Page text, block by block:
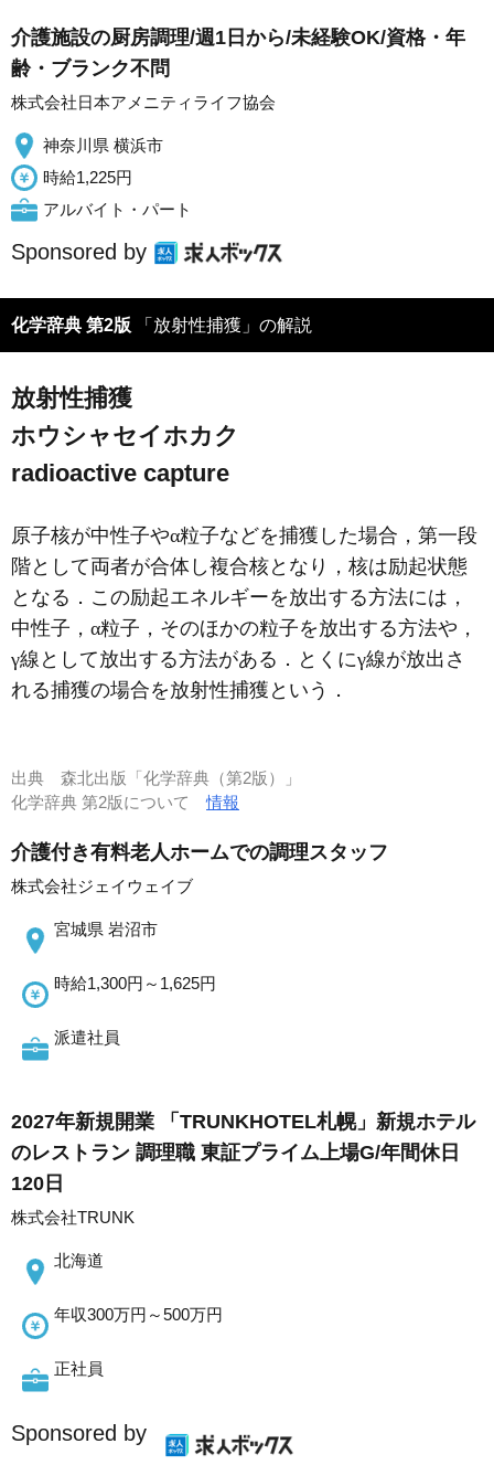
介護施設の厨房調理/週1日から/未経験OK/資格・年
齢・ブランク不問
株式会社日本アメニティライフ協会
神奈川県 横浜市
時給1,225円
アルバイト・パート
Sponsored by
化学辞典 第2版 「放射性捕獲」の解説
放射性捕獲
ホウシャセイホカク
radioactive capture
原子核が中性子やα粒子などを捕獲した場合，第一段
階として両者が合体し複合核となり，核は励起状態
となる．この励起エネルギーを放出する方法には，
中性子，α粒子，そのほかの粒子を放出する方法や，
γ線として放出する方法がある．とくにγ線が放出さ
れる捕獲の場合を放射性捕獲という．
出典 森北出版「化学辞典（第2版）」
化学辞典 第2版について情報
介護付き有料老人ホームでの調理スタッフ
株式会社ジェイウェイブ
宮城県 岩沼市
時給1,300円～1,625円
派遣社員
2027年新規開業 「TRUNKHOTEL札幌」新規ホテル
のレストラン 調理職 東証プライム上場G/年間休日
120日
株式会社TRUNK
北海道
年収300万円～500万円
正社員
Sponsored by